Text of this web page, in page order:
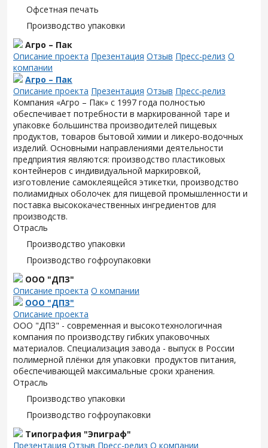
Офсетная печать
Производство упаковки
Агро – Пак
Описание проекта Презентация Отзыв Пресс-релиз О
компании
Агро – Пак
Описание проекта Презентация Отзыв Пресс-релиз
Компания «Агро – Пак» с 1997 года полностью
обеспечивает потребности в маркированной таре и
упаковке большинства производителей пищевых
продуктов, товаров бытовой химии и ликеро-водочных
изделий. Основными направлениями деятельности
предприятия являются: производство пластиковых
контейнеров с индивидуальной маркировкой,
изготовление самоклеящейся этикетки, производство
полиамидных оболочек для пищевой промышленности и
поставка высококачественных ингредиентов для
производств.
Отрасль
Производство упаковки
Производство гофроупаковки
ООО "ДПЗ"
Описание проекта О компании
ООО "ДПЗ"
Описание проекта
ООО "ДПЗ" - современная и высокотехнологичная
компания по производству гибких упаковочных
материалов. Специализация завода - выпуск в России
полимерной плёнки для упаковки продуктов питания,
обеспечивающей максимальные сроки хранения.
Отрасль
Производство упаковки
Производство гофроупаковки
Типография "Эпиграф"
Презентация Отзыв Пресс-релиз О компании